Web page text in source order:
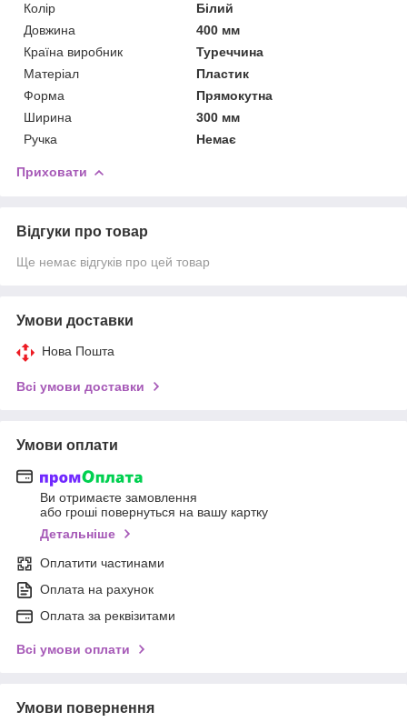
Колір
Білий
Довжина
400 мм
Країна виробник
Туреччина
Матеріал
Пластик
Форма
Прямокутна
Ширина
300 мм
Ручка
Немає
Приховати
Відгуки про товар
Ще немає відгуків про цей товар
Умови доставки
Нова Пошта
Всі умови доставки
Умови оплати
Ви отримаєте замовлення
або гроші повернуться на вашу картку
Детальніше
Оплатити частинами
Оплата на рахунок
Оплата за реквізитами
Всі умови оплати
Умови повернення